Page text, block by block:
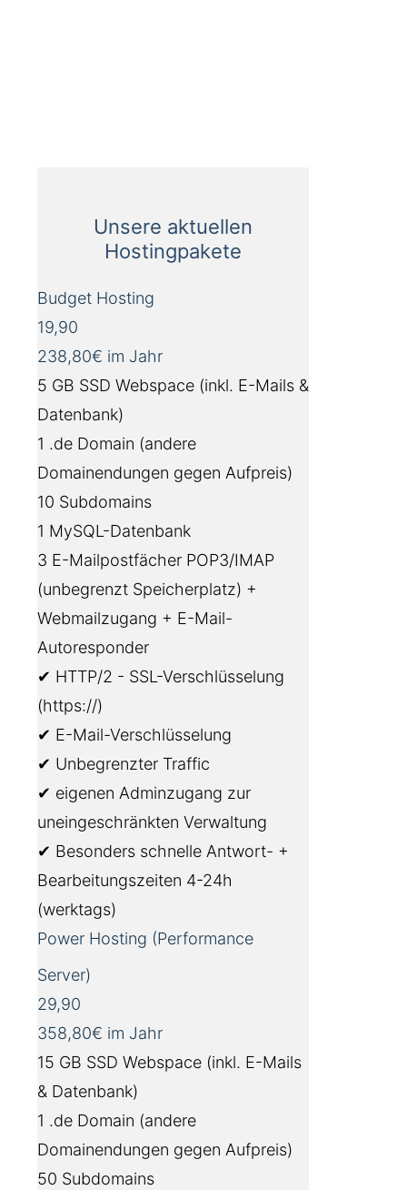
Unsere aktuellen
Hostingpakete
Budget Hosting
19,90
238,80€ im Jahr
5 GB SSD Webspace (inkl. E-Mails &
Datenbank)
1 .de Domain (andere
Domainendungen gegen Aufpreis)
10 Subdomains
1 MySQL-Datenbank
3 E-Mailpostfächer POP3/IMAP
(unbegrenzt Speicherplatz) +
Webmailzugang + E-Mail-
Autoresponder
✔ HTTP/2 - SSL-Verschlüsselung
(https://)
✔ E-Mail-Verschlüsselung
✔ Unbegrenzter Traffic
✔ eigenen Adminzugang zur
uneingeschränkten Verwaltung
✔ Besonders schnelle Antwort- +
Bearbeitungszeiten 4-24h
(werktags)
Power Hosting (Performance
Server)
29,90
358,80€ im Jahr
15 GB SSD Webspace (inkl. E-Mails
& Datenbank)
1 .de Domain (andere
Domainendungen gegen Aufpreis)
50 Subdomains